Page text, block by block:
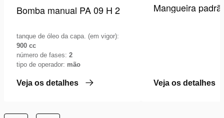
Bomba manual PA 09 H 2
tanque de óleo da capa. (em vigor):
900 cc
número de fases: 2
tipo de operador: mão
Veja os detalhes
Mangueira
Veja os detalhes